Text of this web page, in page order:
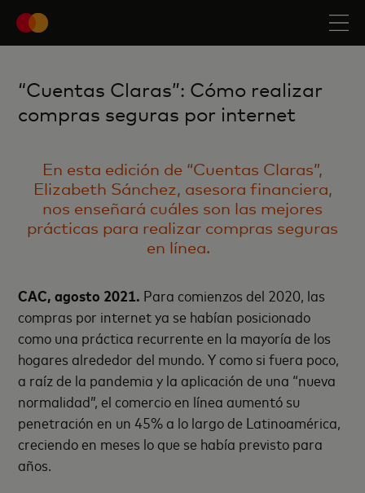
“Cuentas Claras”: Cómo realizar
compras seguras por internet
En esta edición de “Cuentas Claras”,
Elizabeth Sánchez, asesora financiera,
nos enseñará cuáles son las mejores
prácticas para realizar compras seguras
en línea.
CAC, agosto 2021. Para comienzos del 2020, las
compras por internet ya se habían posicionado
como una práctica recurrente en la mayoría de los
hogares alrededor del mundo. Y como si fuera poco,
a raíz de la pandemia y la aplicación de una “nueva
normalidad”, el comercio en línea aumentó su
penetración en un 45% a lo largo de Latinoamérica,
creciendo en meses lo que se había previsto para
años.